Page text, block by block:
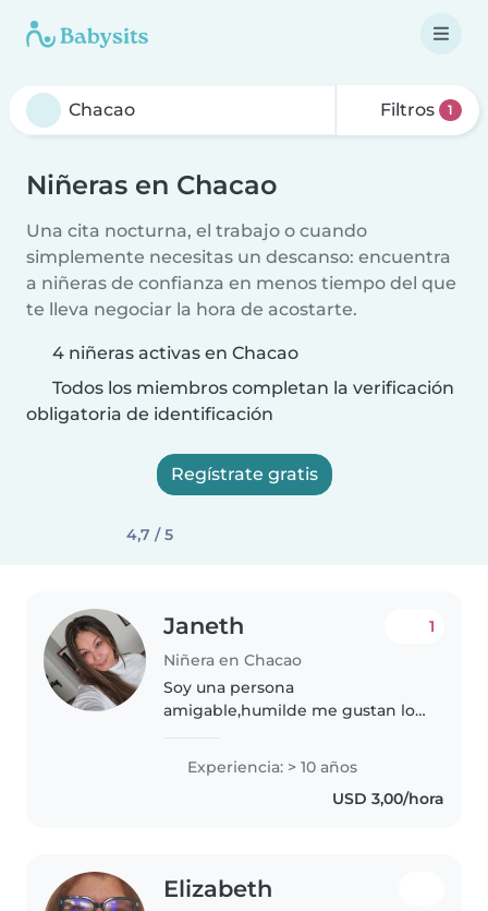
Filtros 1
Niñeras en Chacao
Una cita nocturna, el trabajo o cuando
simplemente necesitas un descanso: encuentra
a niñeras de confianza en menos tiempo del que
te lleva negociar la hora de acostarte.
4 niñeras activas en Chacao
Todos los miembros completan la verificación
obligatoria de identificación
Regístrate gratis
4,7 / 5
Janeth
Niñera en Chacao
1
Soy una persona
amigable,humilde me gustan los
son adultos responsables y
profesionales y quisiera tener la
oportunidad de poder ayudar a
Experiencia: > 10 años
USD 3,00/hora
Elizabeth